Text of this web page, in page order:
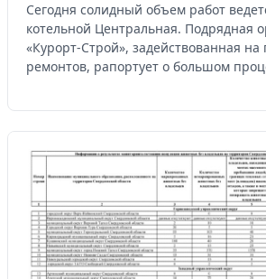
Сегодня солидный объем работ
котельной Центральная. Подрядная
«Курорт-Строй», задействованная
ремонтов, рапортует о большом